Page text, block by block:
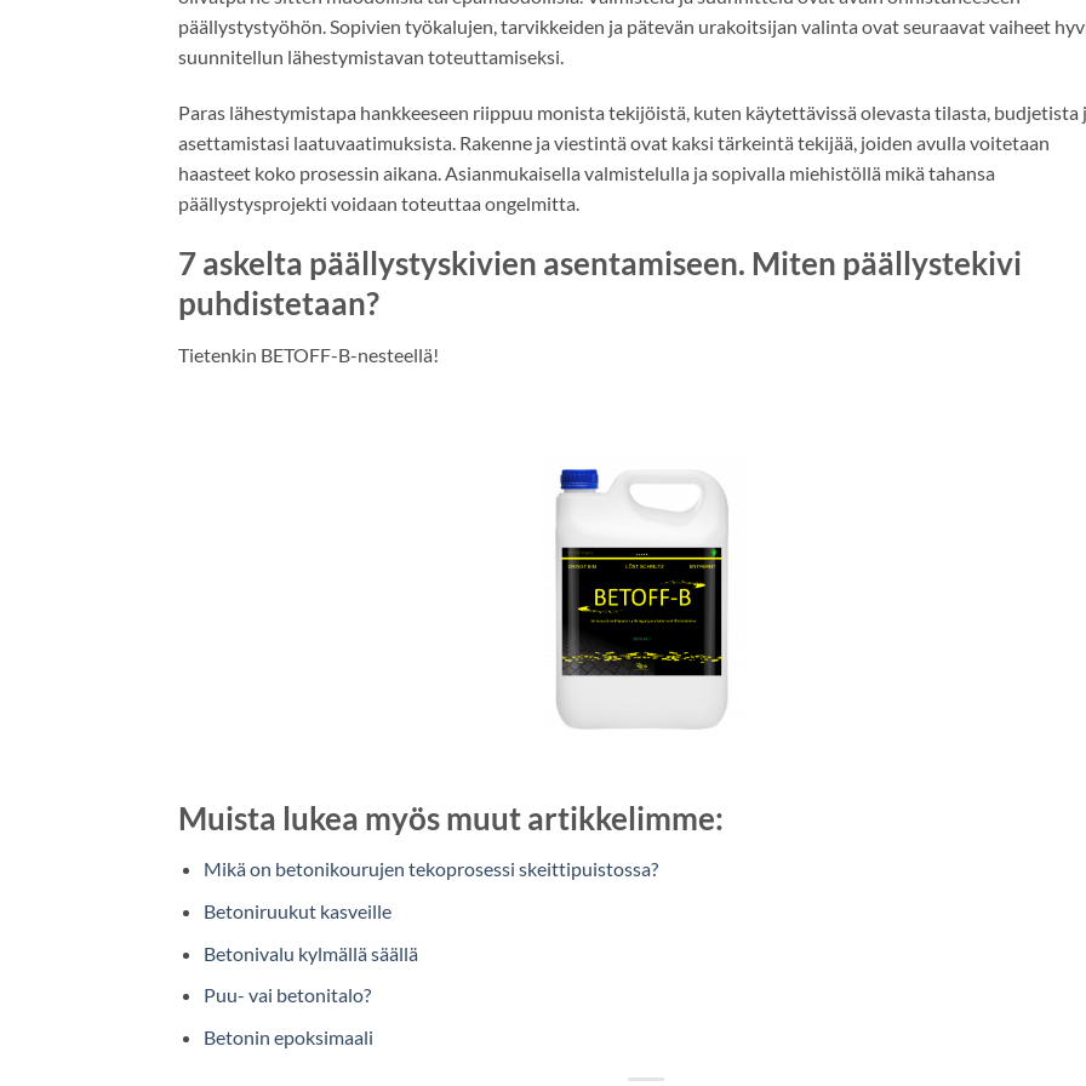
päällystystyöhön. Sopivien työkalujen, tarvikkeiden ja pätevän urakoitsijan valinta ovat seuraavat vaiheet
suunnitellun lähestymistavan toteuttamiseksi.
Paras lähestymistapa hankkeeseen riippuu monista tekijöistä, kuten käytettävissä olevasta tilasta, budjetista
asettamistasi laatuvaatimuksista. Rakenne ja viestintä ovat kaksi tärkeintä tekijää, joiden avulla voitetaan
haasteet koko prosessin aikana. Asianmukaisella valmistelulla ja sopivalla miehistöllä mikä tahansa
päällystysprojekti voidaan toteuttaa ongelmitta.
7 askelta päällystyskivien asentamiseen. Miten päällystekivi
puhdistetaan?
Tietenkin BETOFF-B-nesteellä!
Muista lukea myös muut artikkelimme:
Mikä on betonikourujen tekoprosessi skeittipuistossa?
Betoniruukut kasveille
Betonivalu kylmällä säällä
Puu- vai betonitalo?
Betonin epoksimaali